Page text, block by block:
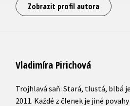
Zobrazit profil autora
Vladimíra Pirichová
Trojhlavá saň: Stará, tlustá, blbá
2011. Každé z členek je jiné